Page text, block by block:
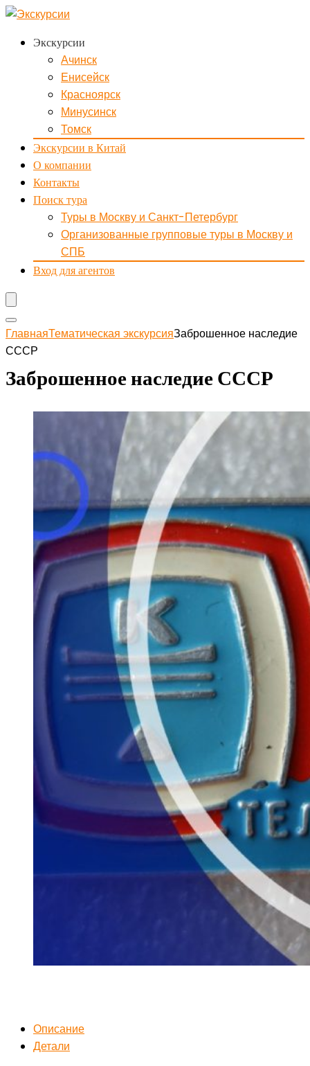
Экскурсии
Ачинск
Енисейск
Красноярск
Минусинск
Томск
Экскурсии в Китай
О компании
Контакты
Поиск тура
Туры в Москву и Санкт-Петербург
Организованные групповые туры в Москву и
СПБ
Вход для агентов
ГлавнаяТематическая экскурсияЗаброшенное наследие
СССР
Заброшенное наследие СССР
Описание
Детали